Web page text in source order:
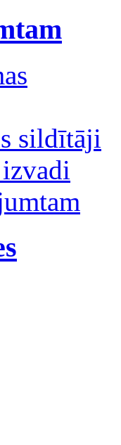
sildītāji